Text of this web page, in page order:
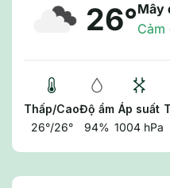
26°Mây
Cảm
Thấp/Cao
26°/26°
Độ ẩm
94%
Áp suất
1004 hPa